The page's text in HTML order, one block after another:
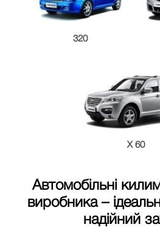
320
X 60
Автомобільні
виробника –
надійний